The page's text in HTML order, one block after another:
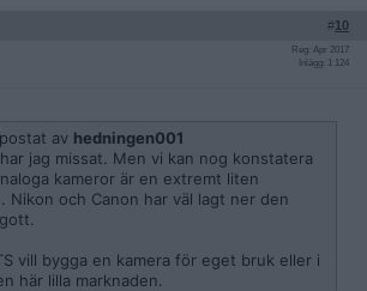
#10
Reg: Apr 2017
Inlägg: 1 124
av hedningen001
jag missat. Men vi kan nog konstatera
kameror är en extremt liten
Nikon och Canon har väl lagt ner den
vill bygga en kamera för eget bruk eller i
här lilla marknaden.